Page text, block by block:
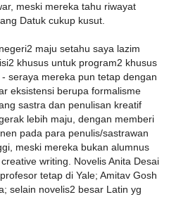
meski mereka tahu riwayat
Datuk cukup kusut.
maju setahu saya lazim
khusus untuk program2 khusus
seraya mereka pun tetap dengan
eksistensi berupa formalisme
sastra dan penulisan kreatif
lebih maju, dengan memberi
pada para penulis/sastrawan
meski mereka bukan alumnus
writing. Novelis Anita Desai
tetap di Yale; Amitav Gosh
selain novelis2 besar Latin yg